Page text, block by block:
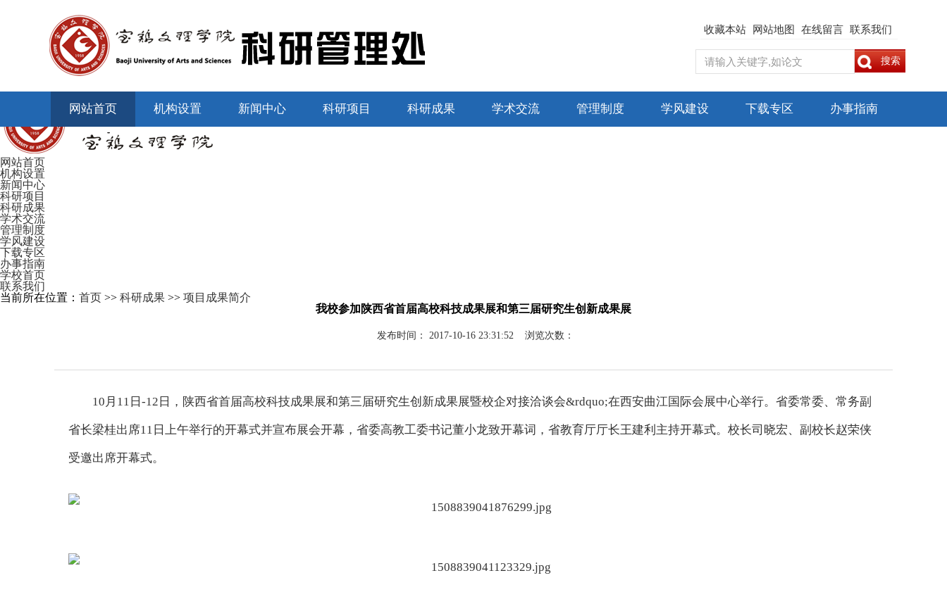
收藏本站 网站地图 在线留言 联系我们
网站首页 机构设置 新闻中心 科研项目 科研成果 学术交流 管理制度 学风建设 下载专区 办事指南
网站首页
机构设置
新闻中心
科研项目
科研成果
学术交流
管理制度
学风建设
下载专区
办事指南
学校首页
联系我们
当前所在位置： 首页 >> 科研成果 >> 项目成果简介
我校参加陕西省首届高校科技成果展和第三届研究生创新成果展
发布时间： 2017-10-16 23:31:52 浏览次数：
10月11日-12日，陕西省首届高校科技成果展和第三届研究生创新成果展暨校企对接洽谈会&rdquo;在西安曲江国际会展中心举行。省委常委、常务副
省长梁桂出席11日上午举行的开幕式并宣布展会开幕，省委高教工委书记董小龙致开幕词，省教育厅厅长王建利主持开幕式。校长司晓宏、副校长赵荣侠
受邀出席开幕式。